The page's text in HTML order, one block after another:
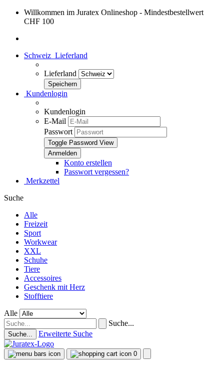
Willkommen im Juratex Onlineshop - Mindestbestellwert
CHF 100
Schweiz Lieferland
Lieferland
Kundenlogin
Kundenlogin
E-Mail
Passwort
Toggle Password View
Konto erstellen
Passwort vergessen?
Merkzettel
Suche
Alle
Freizeit
Sport
Workwear
XXL
Schuhe
Tiere
Accessoires
Geschenk mit Herz
Stofftiere
Alle
Suche...
Suche... Erweiterte Suche
0